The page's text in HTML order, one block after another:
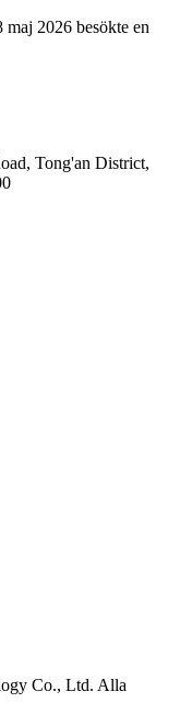
2026 besökte en
Tong'an District,
Co., Ltd. Alla